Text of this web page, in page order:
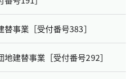
事業［受付番号383］
建替事業［受付番号292］